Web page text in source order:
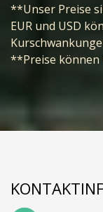
**Unser Preise
EUR und USD
**Preise können